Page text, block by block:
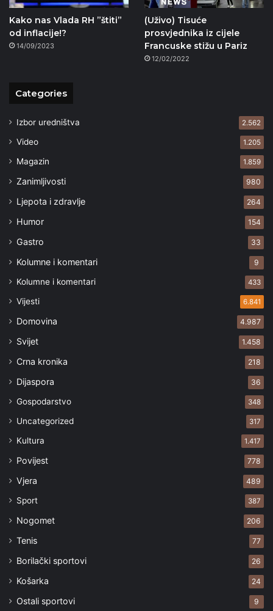
Kako nas Vlada RH ”štiti”
od inflacije!?
14/09/2023
(Uživo) Tisuće
prosvjednika iz cijele
Francuske stižu u Pariz
12/02/2022
Categories
Izbor uredništva 2.562
Video 1.205
Magazin 1.859
Zanimljivosti 980
Ljepota i zdravlje 264
Humor 154
Gastro 33
Kolumne i komentari 9
Kolumne i komentari 433
Vijesti 6.841
Domovina 4.987
Svijet 1.458
Crna kronika 218
Dijaspora 36
Gospodarstvo 348
Uncategorized 317
Kultura 1.417
Povijest 778
Vjera 489
Sport 387
Nogomet 206
Tenis 77
Borilački sportovi 26
Košarka 24
Ostali sportovi 9